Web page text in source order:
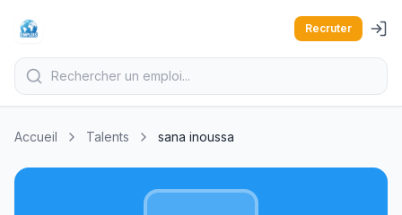
Recruter
Accueil Talents sana inoussa